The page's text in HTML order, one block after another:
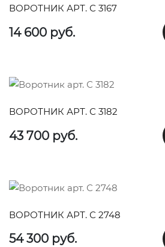
ВОРОТНИК АРТ. С 3167
14 600 руб.
ВОРОТНИК АРТ. С 3182
43 700 руб.
ВОРОТНИК АРТ. С 2748
54 300 руб.